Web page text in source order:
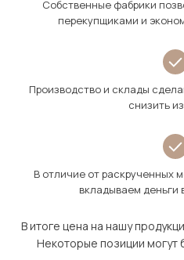
Собственные фабрики
перекупщиками и
Производство и склады
снизить
В отличие от раскрученных
вкладываем деньги
В итоге цена на нашу
Некоторые позиции могут